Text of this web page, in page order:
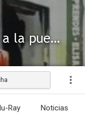
De espaldas a la puerta
Ray Noticias